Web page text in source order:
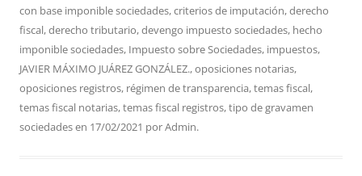
con base imponible sociedades,criterios de imputación,derecho
fiscal,derecho tributario,devengo impuesto sociedades, hecho
imponible sociedades, Impuesto sobre Sociedades, impuestos,
JAVIER MÁXIMO JUÁREZ GONZÁLEZ.,oposiciones notarias,
oposiciones registros, régimen de transparencia,temas fiscal,
temas fiscal notarias,temas fiscal registros,tipo de gravamen
sociedadesen 17/02/2021 porAdmin.